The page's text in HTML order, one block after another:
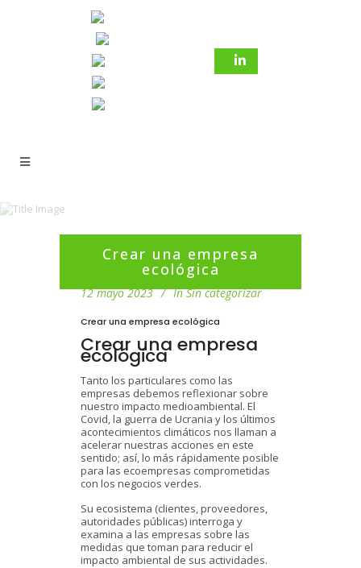
Crear una empresa
ecológica
12 mayo 2023 In Sin categorizar
Crear una empresa ecológica
Crear una empresa
ecológica
Tanto los particulares como las
empresas debemos reflexionar sobre
nuestro impacto medioambiental. El
Covid, la guerra de Ucrania y los últimos
acontecimientos climáticos nos llaman a
acelerar nuestras acciones en este
sentido; así, lo más rápidamente posible
para las ecoempresas comprometidas
con los negocios verdes.
Su ecosistema (clientes, proveedores,
autoridades públicas) interroga y
examina a las empresas sobre las
medidas que toman para reducir el
impacto ambiental de sus actividades.